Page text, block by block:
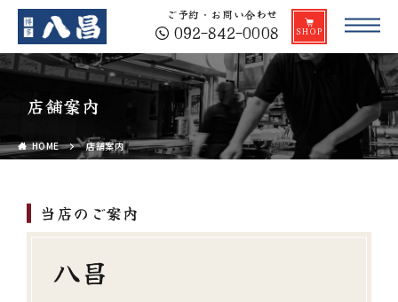
ご予約・お問い合わせ
092-842-0008
店舗案内
HOME 店舗案内
当店のご案内
八昌